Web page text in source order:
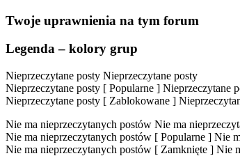
Twoje uprawnienia na tym forum
Legenda – kolory grup
Nieprzeczytane posty Nieprzeczytane posty
Nieprzeczytane posty [ Popularne ] Nieprzeczytane
Nieprzeczytane posty [ Zablokowane ]
Nie ma nieprzeczytanych postów Nie ma
Nie ma nieprzeczytanych postów [ Popularne ] Nie
Nie ma nieprzeczytanych postów [ Zamknięte ] Nie